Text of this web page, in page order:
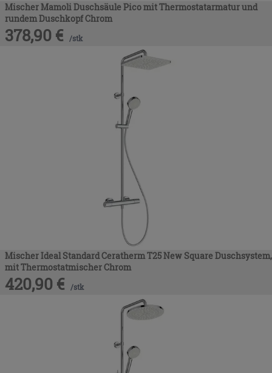
Mischer Mamoli Duschsäule Pico mit Thermostatarmatur und
rundem Duschkopf Chrom
378,90 € /stk
Mischer Ideal Standard Ceratherm T25 New Square Duschsystem,
mit Thermostatmischer Chrom
420,90 € /stk